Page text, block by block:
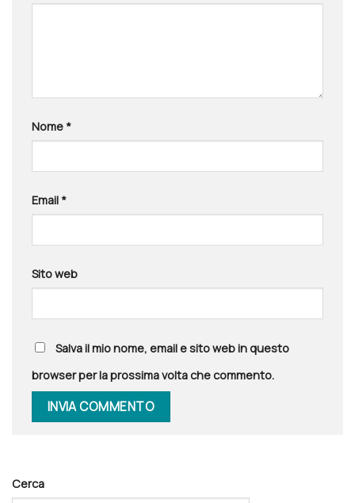
Nome *
Email *
Sito web
Salva il mio nome, email e sito web in questo
browser per la prossima volta che commento.
Cerca